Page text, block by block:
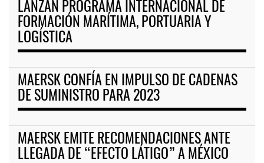
LANZAN PROGRAMA INTERNACIONAL DE
FORMACIÓN MARÍTIMA, PORTUARIA Y
LOGÍSTICA
MAERSK CONFÍA EN IMPULSO DE CADENAS
DE SUMINISTRO PARA 2023
MAERSK EMITE RECOMENDACIONES ANTE
LLEGADA DE “EFECTO LÁTIGO” A MÉXICO